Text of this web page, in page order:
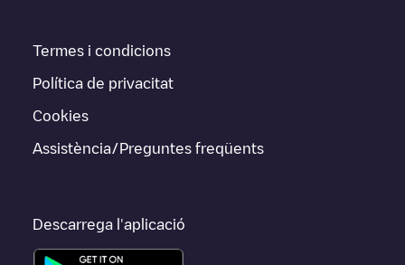
Termes i condicions
Política de privacitat
Cookies
Assistència/Preguntes freqüents
Descarrega l'aplicació